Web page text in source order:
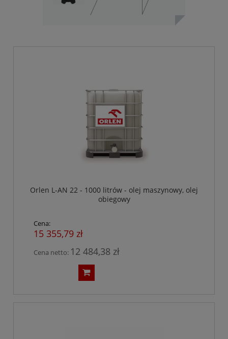
Orlen L-AN 22 - 1000 litrów - olej maszynowy, olej
obiegowy
Cena:
15 355,79 zł
Cena netto: 12 484,38 zł